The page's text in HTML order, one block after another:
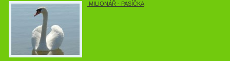
MILIONÁŘ - PASÍČKA